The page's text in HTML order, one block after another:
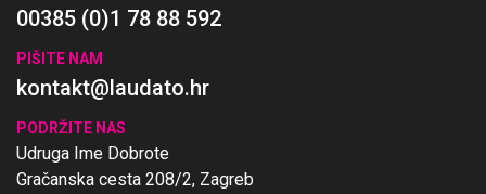
00385 (0)1 78 88 592
PIŠITE NAM
kontakt@laudato.hr
PODRŽITE NAS
Udruga Ime Dobrote
Gračanska cesta 208/2, Zagreb